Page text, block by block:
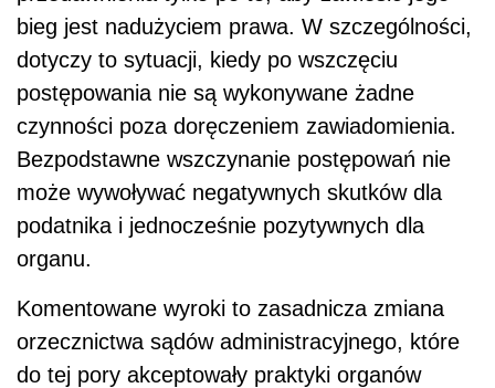
bieg jest nadużyciem prawa. W szczególności,
dotyczy to sytuacji, kiedy po wszczęciu
postępowania nie są wykonywane żadne
czynności poza doręczeniem zawiadomienia.
Bezpodstawne wszczynanie postępowań nie
może wywoływać negatywnych skutków dla
podatnika i jednocześnie pozytywnych dla
organu.
Komentowane wyroki to zasadnicza zmiana
orzecznictwa sądów administracyjnego, które
do tej pory akceptowały praktyki organów